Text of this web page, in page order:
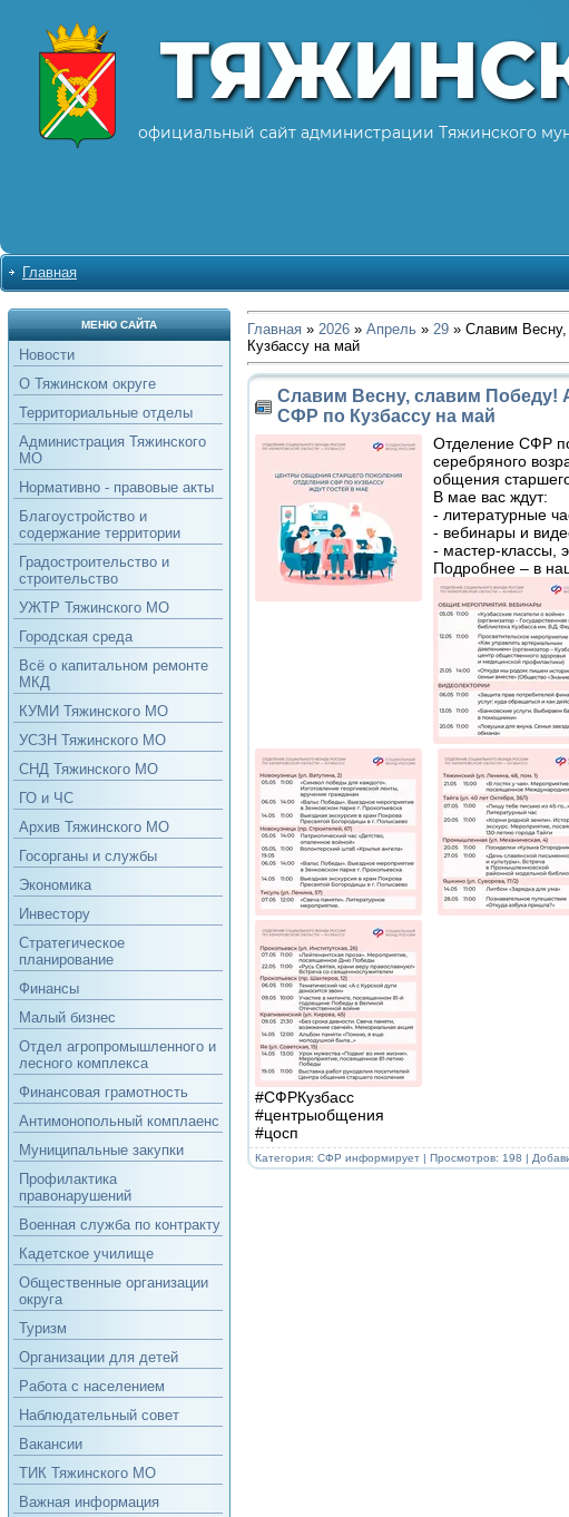
официальный сайт администрации Тяжинского
Главная
МЕНЮ САЙТА
Новости
О Тяжинском округе
Территориальные отделы
Администрация Тяжинского
МО
Нормативно - правовые акты
Благоустройство и
содержание территории
Градостроительство и
строительство
УЖТР Тяжинского МО
Городская среда
Всё о капитальном ремонте
МКД
КУМИ Тяжинского МО
УСЗН Тяжинского МО
СНД Тяжинского МО
ГО и ЧС
Архив Тяжинского МО
Госорганы и службы
Экономика
Инвестору
Стратегическое
планирование
Финансы
Малый бизнес
Отдел агропромышленного и
лесного комплекса
Финансовая грамотность
Антимонопольный комплаенс
Муниципальные закупки
Профилактика
правонарушений
Военная служба по контракту
Кадетское училище
Общественные организации
округа
Туризм
Организации для детей
Работа с населением
Наблюдательный совет
Вакансии
ТИК Тяжинского МО
Важная информация
Главная» 2026 » Апрель » 29» Славим Весну,
Кузбассу на май
Славим Весну, славим Победу!
СФР по Кузбассу на май
Отделение СФР
серебряного
общения
В мае вас ждут:
- литературные
- вебинары и
- мастер-классы,
Подробнее – в
#СФРКузбасс
#центрыобщения
#цосп
Категория: СФР информирует| Просмотров: 198 |